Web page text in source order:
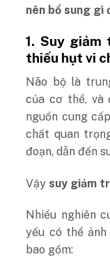
nên bổ sung gì
1. Suy
thiếu hụt vi
Não bộ là
của cơ thể, và
nguồn cung
chất quan
đoạn, dẫn đến
Vậy suy giảm
Nhiều nghiên
yếu có thể
bao gồm: